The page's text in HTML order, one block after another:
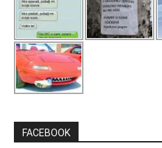
FACEBOOK